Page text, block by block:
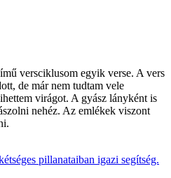
versciklusom egyik verse. A vers
de már nem tudtam vele
virágot. A gyász lányként is
nehéz. Az emlékek viszont